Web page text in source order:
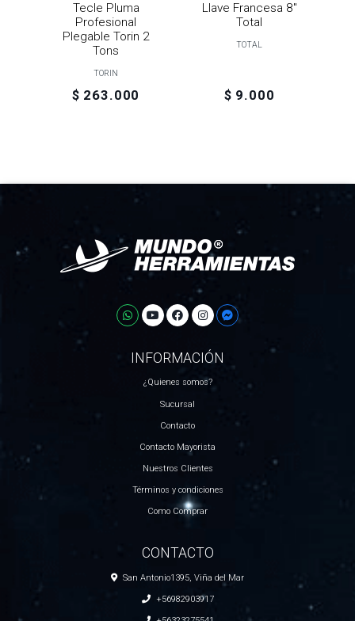
Tecle Pluma
Profesional
Plegable Torin 2
Tons
TORIN
$ 263.000
Llave Francesa 8"
Total
TOTAL
$ 9.000
INFORMACIÓN
¿Quienes somos?
Sucursal
Contacto
Contacto Mayorista
Nuestros Clientes
Términos y condiciones
Como Comprar
CONTACTO
San Antonio1395, Viña del Mar
+56982903917